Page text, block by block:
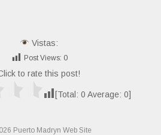
Vistas:
Post Views: 0
to rate this post!
[Total: 0 Average: 0]
Puerto Madryn Web Site